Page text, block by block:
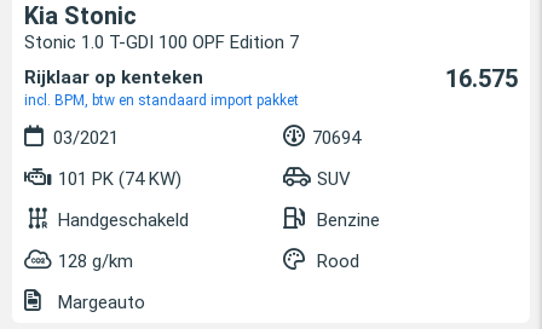
Kia Stonic
Stonic 1.0 T-GDI 100 OPF Edition 7
Rijklaar op kenteken
incl. BPM, btw en standaard import pakket
16.575
03/2021
70694
101 PK (74 KW)
SUV
Handgeschakeld
Benzine
128 g/km
Rood
Margeauto